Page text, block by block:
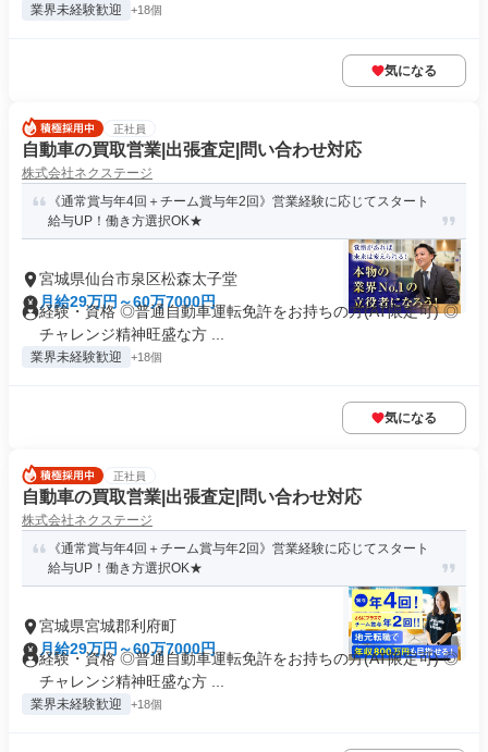
業界未経験歓迎 +18個
気になる
正社員
自動車の買取営業|出張査定|問い合わせ対応
株式会社ネクステージ
《通常賞与年4回＋チーム賞与年2回》営業経験に応じてスタート
給与UP！働き方選択OK★
宮城県仙台市泉区松森太子堂
月給29万円～60万7000円
経験・資格 ◎普通自動車運転免許をお持ちの方(AT限定可) ◎
チャレンジ精神旺盛な方 ...
業界未経験歓迎 +18個
気になる
正社員
自動車の買取営業|出張査定|問い合わせ対応
株式会社ネクステージ
《通常賞与年4回＋チーム賞与年2回》営業経験に応じてスタート
給与UP！働き方選択OK★
宮城県宮城郡利府町
月給29万円～60万7000円
経験・資格 ◎普通自動車運転免許をお持ちの方(AT限定可) ◎
チャレンジ精神旺盛な方 ...
業界未経験歓迎 +18個